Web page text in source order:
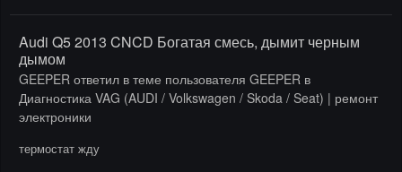
Audi Q5 2013 CNCD Богатая смесь, дымит черным
дымом
GEEPER ответил в теме пользователя GEEPER в
Диагностика VAG (AUDI / Volkswagen / Skoda / Seat) | ремонт
электроники
термостат жду